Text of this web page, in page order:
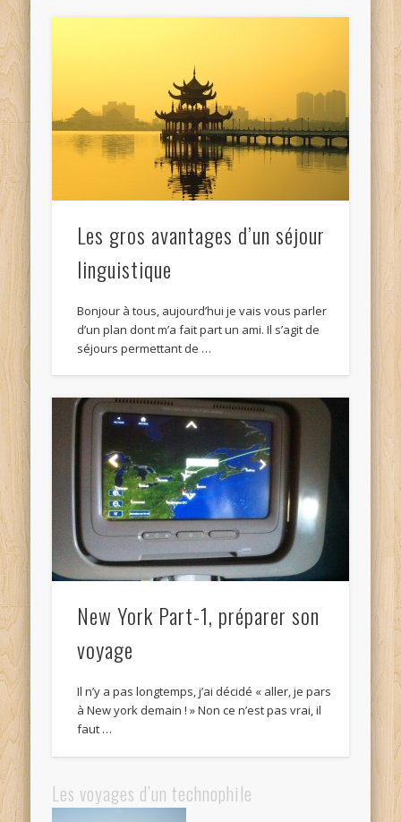
Les gros avantages d’un séjour
linguistique
Bonjour à tous, aujourd’hui je vais vous parler
d’un plan dont m’a fait part un ami. Il s’agit de
séjours permettant de …
New York Part-1, préparer son
voyage
Il n’y a pas longtemps, j’ai décidé « aller, je pars
à New york demain ! » Non ce n’est pas vrai, il
faut …
Les voyages d’un technophile